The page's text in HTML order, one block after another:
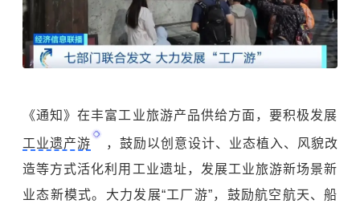
《通知》在丰富工业旅游产品供给方面，要积极发展
工业遗产游
，鼓励以创意设计、业态植入、风貌改
造等方式活化利用工业遗址，发展工业旅游新场景新
业态新模式。大力发展“工厂游”，鼓励航空航天、船